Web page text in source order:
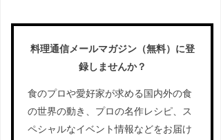
料理通信メールマガジン（無料）に登
録しませんか？
食のプロや愛好家が求める国内外の食
の世界の動き、プロの名作レシピ、ス
ペシャルなイベント情報などをお届け